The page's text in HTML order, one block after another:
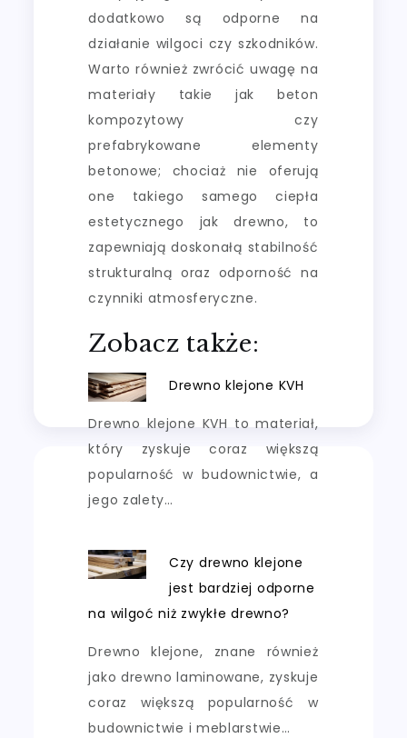
dodatkowo są odporne na
działanie wilgoci czy szkodników.
Warto również zwrócić uwagę na
materiały takie jak beton
kompozytowy czy
prefabrykowane elementy
betonowe; chociaż nie oferują
one takiego samego ciepła
estetycznego jak drewno, to
zapewniają doskonałą stabilność
strukturalną oraz odporność na
czynniki atmosferyczne.
Zobacz także:
Drewno klejone KVH
Drewno klejone KVH to materiał,
który zyskuje coraz większą
popularność w budownictwie, a
jego zalety…
Czy drewno klejone
jest bardziej odporne
na wilgoć niż zwykłe drewno?
Drewno klejone, znane również
jako drewno laminowane, zyskuje
coraz większą popularność w
budownictwie i meblarstwie…